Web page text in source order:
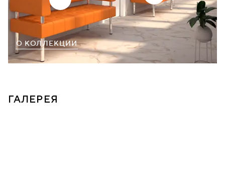
О КОЛЛЕКЦИИ
ГАЛЕРЕЯ